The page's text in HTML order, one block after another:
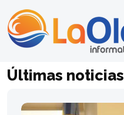
Últimas noticias